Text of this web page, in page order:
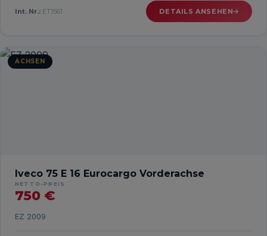
Int. Nr.: ET1561 DETAILS ANSEHEN
ACHSEN
Iveco 75 E 16 Eurocargo Vorderachse
NETTO-PREIS
750 €
EZ 2009